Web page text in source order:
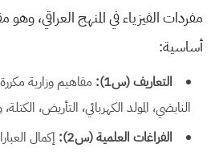
أساسية:
التعاريف (س1):
مفاهيم وزارية
النابضي، المولد الكهربائي، التأريض،
الفراغات العلمية (س2):
إكمال